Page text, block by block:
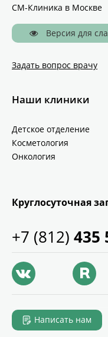
СМ-Клиника в Москве
Версия для
Задать вопрос врачу
Наши клиники
Детское отделение
Косметология
Онкология
Круглосуточная
+7 (812) 435
Написать нам